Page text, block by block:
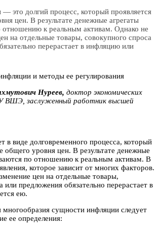
это долгий процесс, который проявляется
цен. В результате денежные агрегаты
отношению к реальным активам. Однако не
на отдельные товары, совокупного спроса
перерастает в инфляцию или
Hуpeeв, доктор экономических
BШЭ, заслуженный работник высшей
в виде долговременного процесса, который
общего уровня цен. В результате денежные
по отношению к реальным активам. В
которое зависит от многих факторов.
цен на отдельные товары,
или предложения обязательно перерастает в
ею.
сущности инфляции следует
ее определения: